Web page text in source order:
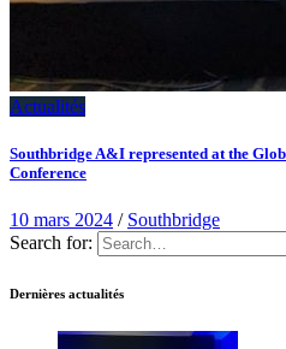
Actualités
Southbridge A&I represented at the
Conference
10 mars 2024 / Southbridge
Search for:
Dernières actualités